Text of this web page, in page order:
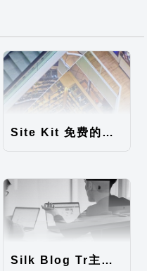
Site Kit 免费的WordPress数据统计插件
Silk Blog Tr主题汉化包